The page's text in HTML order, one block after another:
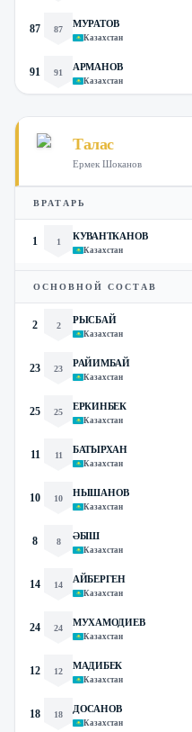
87 87
МУРАТОВ
Казахстан
91 91
АРМАНОВ
Казахстан
Талас
Ермек Шоканов
ВРАТАРЬ
1 1
КУВАНТКАНОВ
Казахстан
ОСНОВНОЙ СОСТАВ
2 2
РЫСБАЙ
Казахстан
23 23
РАЙИМБАЙ
Казахстан
25 25
ЕРКИНБЕК
Казахстан
11 11
БАТЫРХАН
Казахстан
10 10
НЫШАНОВ
Казахстан
8 8
ӘБІШ
Казахстан
14 14
АЙБЕРГЕН
Казахстан
24 24
МУХАМОДИЕВ
Казахстан
12 12
МАДИБЕК
Казахстан
18 18
ДОСАНОВ
Казахстан